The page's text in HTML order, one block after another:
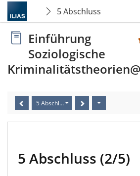
5 Abschluss
Einführung
Soziologische
5 Abschluss (2/5)
5 Abschluss (2/5)